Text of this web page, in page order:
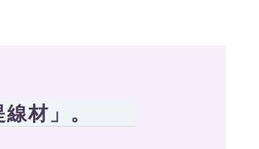
線材」。